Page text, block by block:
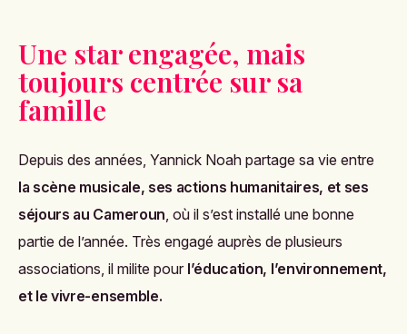
Une star engagée, mais
toujours centrée sur sa
famille
Depuis des années, Yannick Noah partage sa vie entre
la scène musicale, ses actions humanitaires, et ses
séjours au Cameroun , où il s’est installé une bonne
partie de l’année. Très engagé auprès de plusieurs
associations, il milite pour l’éducation, l’environnement,
et le vivre-ensemble.